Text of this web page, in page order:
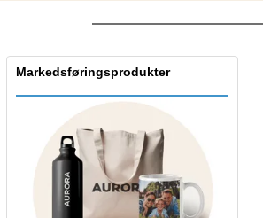
Markedsføringsprodukter